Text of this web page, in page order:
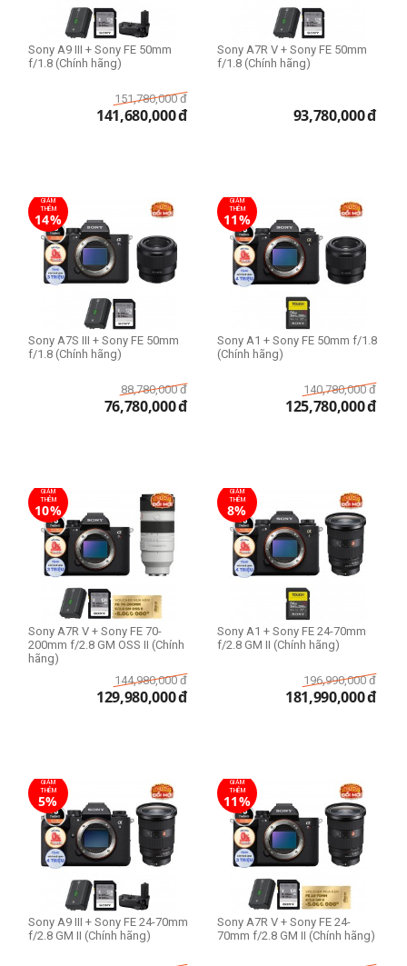
Sony A9 III + Sony FE 50mm
f/1.8 (Chính hãng)
151,780,000 đ
141,680,000đ
Sony A7R V + Sony FE 50mm
f/1.8 (Chính hãng)
93,780,000đ
GIẢM
THÊM
14%
Sony A7S III + Sony FE 50mm
f/1.8 (Chính hãng)
88,780,000 đ
76,780,000đ
GIẢM
THÊM
11%
Sony A1 + Sony FE 50mm f/1.8
(Chính hãng)
140,780,000 đ
125,780,000đ
GIẢM
THÊM
10%
Sony A7R V + Sony FE 70-
200mm f/2.8 GM OSS II (Chính
hãng)
144,980,000 đ
129,980,000đ
GIẢM
THÊM
8%
Sony A1 + Sony FE 24-70mm
f/2.8 GM II (Chính hãng)
196,990,000 đ
181,990,000đ
GIẢM
THÊM
5%
Sony A9 III + Sony FE 24-70mm
f/2.8 GM II (Chính hãng)
GIẢM
THÊM
11%
Sony A7R V + Sony FE 24-
70mm f/2.8 GM II (Chính hãng)